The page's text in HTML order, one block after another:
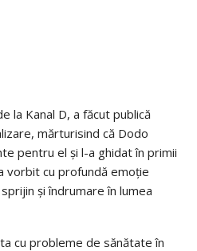
la Kanal D, a făcut publică
mărturisind că Dodo
pentru el și l-a ghidat în primii
vorbit cu profundă emoție
și îndrumare în lumea
cu probleme de sănătate în